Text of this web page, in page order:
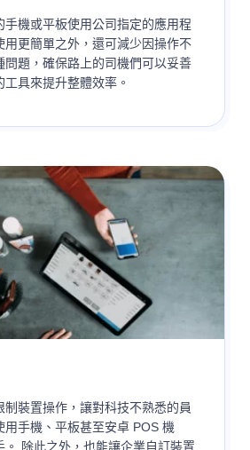
手機或平板使用公司指定的應用程
用更簡單之外，還可減少因操作不
問題，確保路上的司機們可以妥善
具來提升整體效率。
制裝置操作，讓對科技不熟悉的員
用手機、平板甚至安卓 POS 機
。 除此之外，也能讓企業自訂裝置